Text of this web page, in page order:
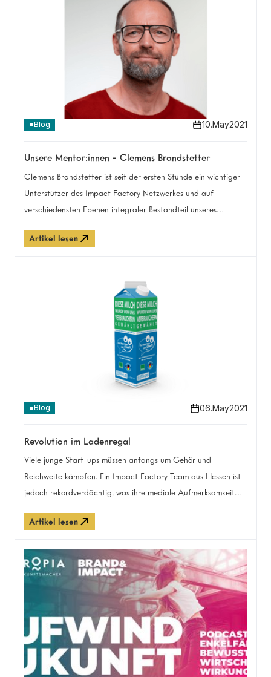
Blog 10.May2021
Unsere Mentor:innen - Clemens Brandstetter
Clemens Brandstetter ist seit der ersten Stunde ein wichtiger
Unterstützer des Impact Factory Netzwerkes und auf
verschiedensten Ebenen integraler Bestandteil unseres
tut, erfahrt ihr hier im Interview.
Artikel lesen
Blog 06.May2021
Revolution im Ladenregal
Viele junge Start-ups müssen anfangs um Gehör und
Reichweite kämpfen. Ein Impact Factory Team aus Hessen ist
jedoch rekordverdächtig, was ihre mediale Aufmerksamkeit
Vision von „Du bist hier der Chef“.
Artikel lesen